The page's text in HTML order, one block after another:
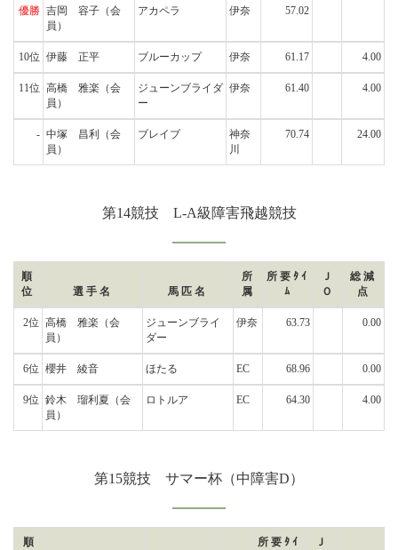
優勝 吉岡 容子 （会
員）
アカペラ 伊奈 57.02
10位 伊藤 正平 ブルーカップ 伊奈 61.17 4.00
11位 高橋 雅楽 （会
員）
ジューンブライダ
ー
伊奈 61.40 4.00
- 中塚 昌利
（会
員）
ブレイブ
神奈
川
70.74 24.00
第14競技 L-A級障害飛越競技
順
位
選手名 馬匹名
所
属
所要ﾀｲ
ﾑ
Ｊ
Ｏ
総減
点
2位 高橋 雅楽 （会
員）
ジューンブライ
ダー
伊奈 63.73 0.00
6位 櫻井 綾音 ほたる EC 68.96 0.00
9位 鈴木 瑠利夏 （会
員）
ロトルア EC 64.30 4.00
第15競技 サマー杯（中障害D）
順
所要ﾀｲ
Ｊ